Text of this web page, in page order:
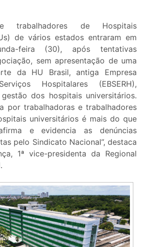
e trabalhadores de Hospitais
de vários estados entraram em
feira (30), após tentativas
sem apresentação de uma
da HU Brasil, antiga Empresa
Hospitalares (EBSERH),
dos hospitais universitários.
por trabalhadoras e trabalhadores
universitários é mais do que
e evidencia as denúncias
pelo Sindicato Nacional”, destaca
1ª vice-presidenta da Regional